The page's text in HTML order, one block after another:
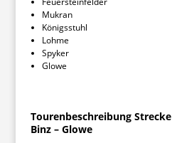
Mukran
Königsstuhl
Lohme
Spyker
Glowe
Tourenbeschreibung Strecke
Binz – Glowe